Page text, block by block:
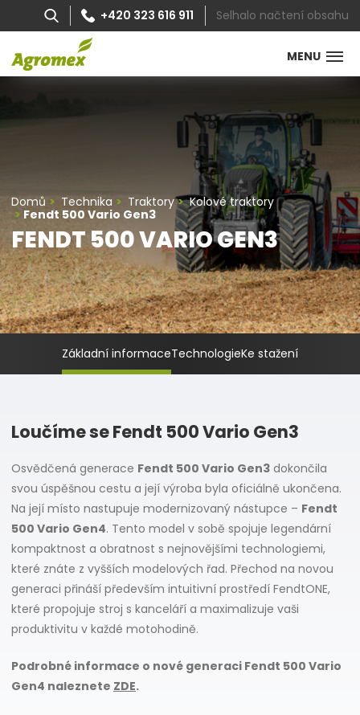
MENU
+420 323 616 911 Selhalo načtení obsahu
Domů Technika Traktory
Kolové traktory
Fendt 500 Vario Gen3
FENDT 500 VARIO GEN3
Základní informaceTechnologieKe stažení
Loučíme se Fendt 500 Vario Gen3
Osvědčená generace Fendt 500 Vario Gen3 dokončila
svou úspěšnou cestu a její výroba byla oficiálně ukončena.
Na její místo nastupuje modernizovaný nástupce – Fendt
500 Vario Gen4. Tento model v sobě spojuje legendární
kompaktnost a obratnost s nejnovějšími technologiemi,
které znáte z vyšších modelových řad. Přechod na novou
generaci přináší především intuitivní prostředí FendtONE,
které propojuje stroj s kanceláří a maximalizuje vaši
produktivitu v každé motohodině.
Podrobné informace o nové generaci Fendt 500 Vario
Gen4 naleznete ZDE.